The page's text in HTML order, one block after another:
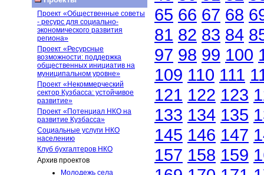
Проект «Общественные советы
- ресурс для социально-
экономического развития
региона»
Проект «Ресурсные
возможности: поддержка
общественных инициатив на
муниципальном уровне»
Проект «Некоммерческий
сектор Кузбасса: устойчивое
развитие»
Проект «Потенциал НКО на
развитие Кузбасса»
Социальные услуги НКО
населению
Клуб бухгалтеров НКО
Архив проектов
Молодежь села
65 66 67 68
81 82 83 84
97 98 99 100
109 110 111
121 122 123
133 134 135
145 146 147
157 158 159